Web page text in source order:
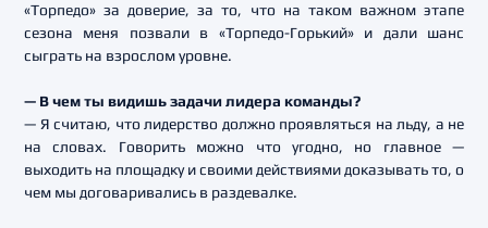
«Торпедо» за доверие, за то, что на таком важном этапе
сезона меня позвали в «Торпедо-Горький» и дали шанс
сыграть на взрослом уровне.
— В чем ты видишь задачи лидера команды?
— Я считаю, что лидерство должно проявляться на льду, а не
на словах. Говорить можно что угодно, но главное —
выходить на площадку и своими действиями доказывать то, о
чем мы договаривались в раздевалке.